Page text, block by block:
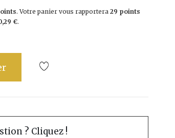
. Votre panier vous rapportera 29 points
€.
? Cliquez !